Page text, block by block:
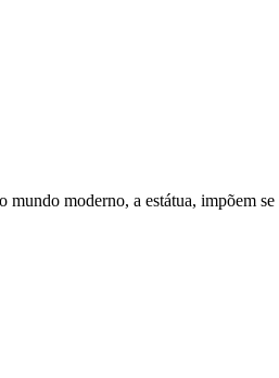
moderno, a estátua, impõem